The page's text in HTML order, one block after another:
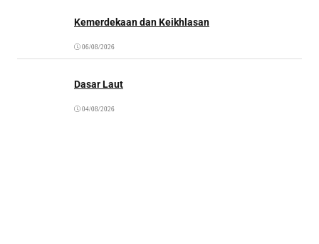
Kemerdekaan dan Keikhlasan
06/08/2026
Dasar Laut
04/08/2026